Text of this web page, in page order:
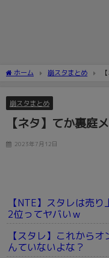
ホーム 崩スタまとめ
崩スタまとめ
【ネタ】てか裏庭
2023年7月12日
【NTE】スタレは売
2位ってヤバいｗ
【スタレ】これから
んていないよな？